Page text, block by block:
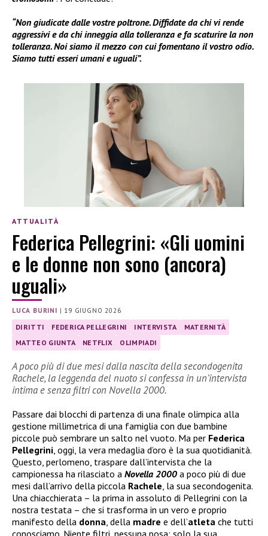
“Non giudicate dalle vostre poltrone. Diffidate da chi vi rende
aggressivi e da chi inneggia alla tolleranza e fa scaturire la non
tolleranza. Noi siamo il mezzo con cui fomentano il vostro odio.
Siamo tutti esseri umani e uguali”.
ATTUALITÀ
Federica Pellegrini: «Gli uomini
e le donne non sono (ancora)
uguali»
LUCA BURINI | 19 GIUGNO 2026
DIRITTI FEDERICA PELLEGRINI INTERVISTA
MATERNITÀ
MATTEO GIUNTA
NETFLIX OLIMPIADI
A poco più di due mesi dalla nascita della secondogenita
Rachele, la leggenda del nuoto si confessa in un’intervista
intima e senza filtri con Novella 2000.
Passare dai blocchi di partenza di una finale olimpica alla
gestione millimetrica di una famiglia con due bambine
piccole può sembrare un salto nel vuoto. Ma per Federica
Pellegrini, oggi, la vera medaglia d’oro è la sua quotidianità.
Questo, perlomeno, traspare dall’intervista che la
campionessa ha rilasciato a Novella 2000 a poco più di due
mesi dall’arrivo della piccola Rachele, la sua secondogenita.
Una chiacchierata – la prima in assoluto di Pellegrini con la
nostra testata – che si trasforma in un vero e proprio
manifesto della donna, della madre e dell’atleta che tutti